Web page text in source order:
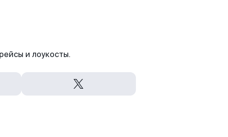
и лоукосты.